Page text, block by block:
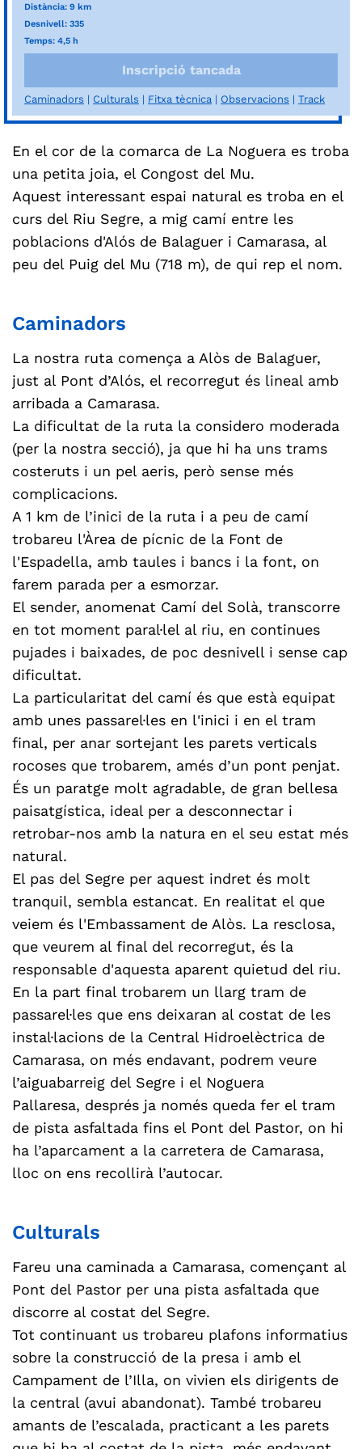
Distància: 9 km
Desnivell: 335
Temps: 4,5 h
Inscripció tancada
Caminadors Culturals Fitxa tècnica Observacions Track
En el cor de la comarca de La Noguera es troba
una petita joia, el Congost del Mu.
Aquest interessant espai natural es troba en el
curs del Riu Segre, a mig camí entre les
poblacions d'Alós de Balaguer i Camarasa, al
peu del Puig del Mu (718 m), de qui rep el nom.
Caminadors
La nostra ruta comença a Alòs de Balaguer,
just al Pont d’Alós, el recorregut és lineal amb
arribada a Camarasa.
La dificultat de la ruta la considero moderada
(per la nostra secció), ja que hi ha uns trams
costeruts i un pel aeris, però sense més
complicacions.
A 1 km de l’inici de la ruta i a peu de camí
trobareu l'Àrea de pícnic de la Font de
l'Espadella, amb taules i bancs i la font, on
farem parada per a esmorzar.
El sender, anomenat Camí del Solà, transcorre
en tot moment paral·lel al riu, en continues
pujades i baixades, de poc desnivell i sense cap
dificultat.
La particularitat del camí és que està equipat
amb unes passarel·les en l'inici i en el tram
final, per anar sortejant les parets verticals
rocoses que trobarem, amés d’un pont penjat.
És un paratge molt agradable, de gran bellesa
paisatgística, ideal per a desconnectar i
retrobar-nos amb la natura en el seu estat més
natural.
El pas del Segre per aquest indret és molt
tranquil, sembla estancat. En realitat el que
veiem és l'Embassament de Alòs. La resclosa,
que veurem al final del recorregut, és la
responsable d'aquesta aparent quietud del riu.
En la part final trobarem un llarg tram de
passarel·les que ens deixaran al costat de les
instal·lacions de la Central Hidroelèctrica de
Camarasa, on més endavant, podrem veure
l’aiguabarreig del Segre i el Noguera
Pallaresa, després ja només queda fer el tram
de pista asfaltada fins el Pont del Pastor, on hi
ha l’aparcament a la carretera de Camarasa,
lloc on ens recollirà l’autocar.
Culturals
Fareu una caminada a Camarasa, començant al
Pont del Pastor per una pista asfaltada que
discorre al costat del Segre.
Tot continuant us trobareu plafons informatius
sobre la construcció de la presa i amb el
Campament de l’Illa, on vivien els dirigents de
la central (avui abandonat). També trobareu
amants de l’escalada, practicant a les parets